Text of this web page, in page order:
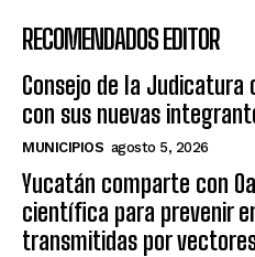
RECOMENDADOS EDITOR
Consejo de la
con sus nuevas
MUNICIPIOS agosto 5, 2026
Yucatán comparte con
científica para prevenir
transmitidas por